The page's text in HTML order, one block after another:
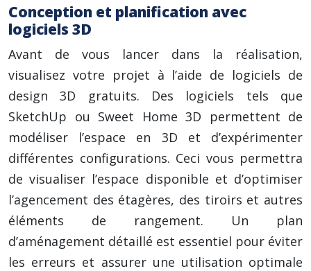
Conception et planification avec
logiciels 3D
Avant de vous lancer dans la réalisation,
visualisez votre projet à l’aide de logiciels de
design 3D gratuits. Des logiciels tels que
SketchUp ou Sweet Home 3D permettent de
modéliser l’espace en 3D et d’expérimenter
différentes configurations. Ceci vous permettra
de visualiser l’espace disponible et d’optimiser
l’agencement des étagères, des tiroirs et autres
éléments de rangement. Un plan
d’aménagement détaillé est essentiel pour éviter
les erreurs et assurer une utilisation optimale